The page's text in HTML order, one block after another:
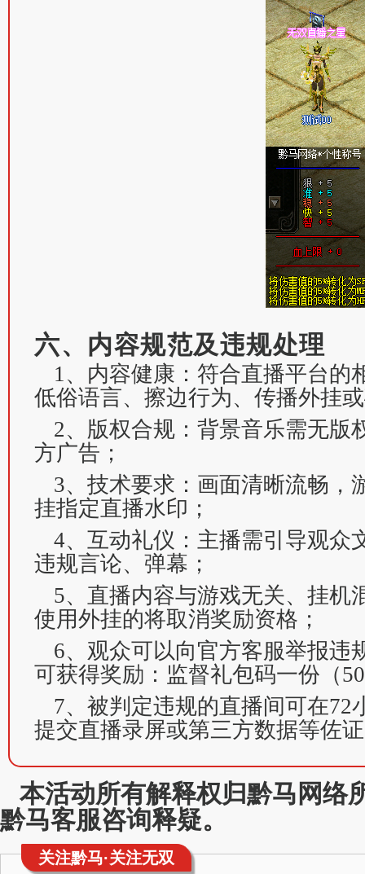
六、内容规范及违规处理
1、内容健康：符合直播平台的
低俗语言、擦边行为、传播外挂
2、版权合规：背景音乐需无版
方广告；
3、技术要求：画面清晰流畅，
挂指定直播水印；
4、互动礼仪：主播需引导观众
违规言论、弹幕；
5、直播内容与游戏无关、挂机
使用外挂的将取消奖励资格；
6、观众可以向官方客服举报违
可获得奖励：监督礼包码一份（
7、被判定违规的直播间可在72
提交直播录屏或第三方数据等佐
本活动所有解释权归黔马网络
黔马客服咨询释疑。
关注黔马·关注无双